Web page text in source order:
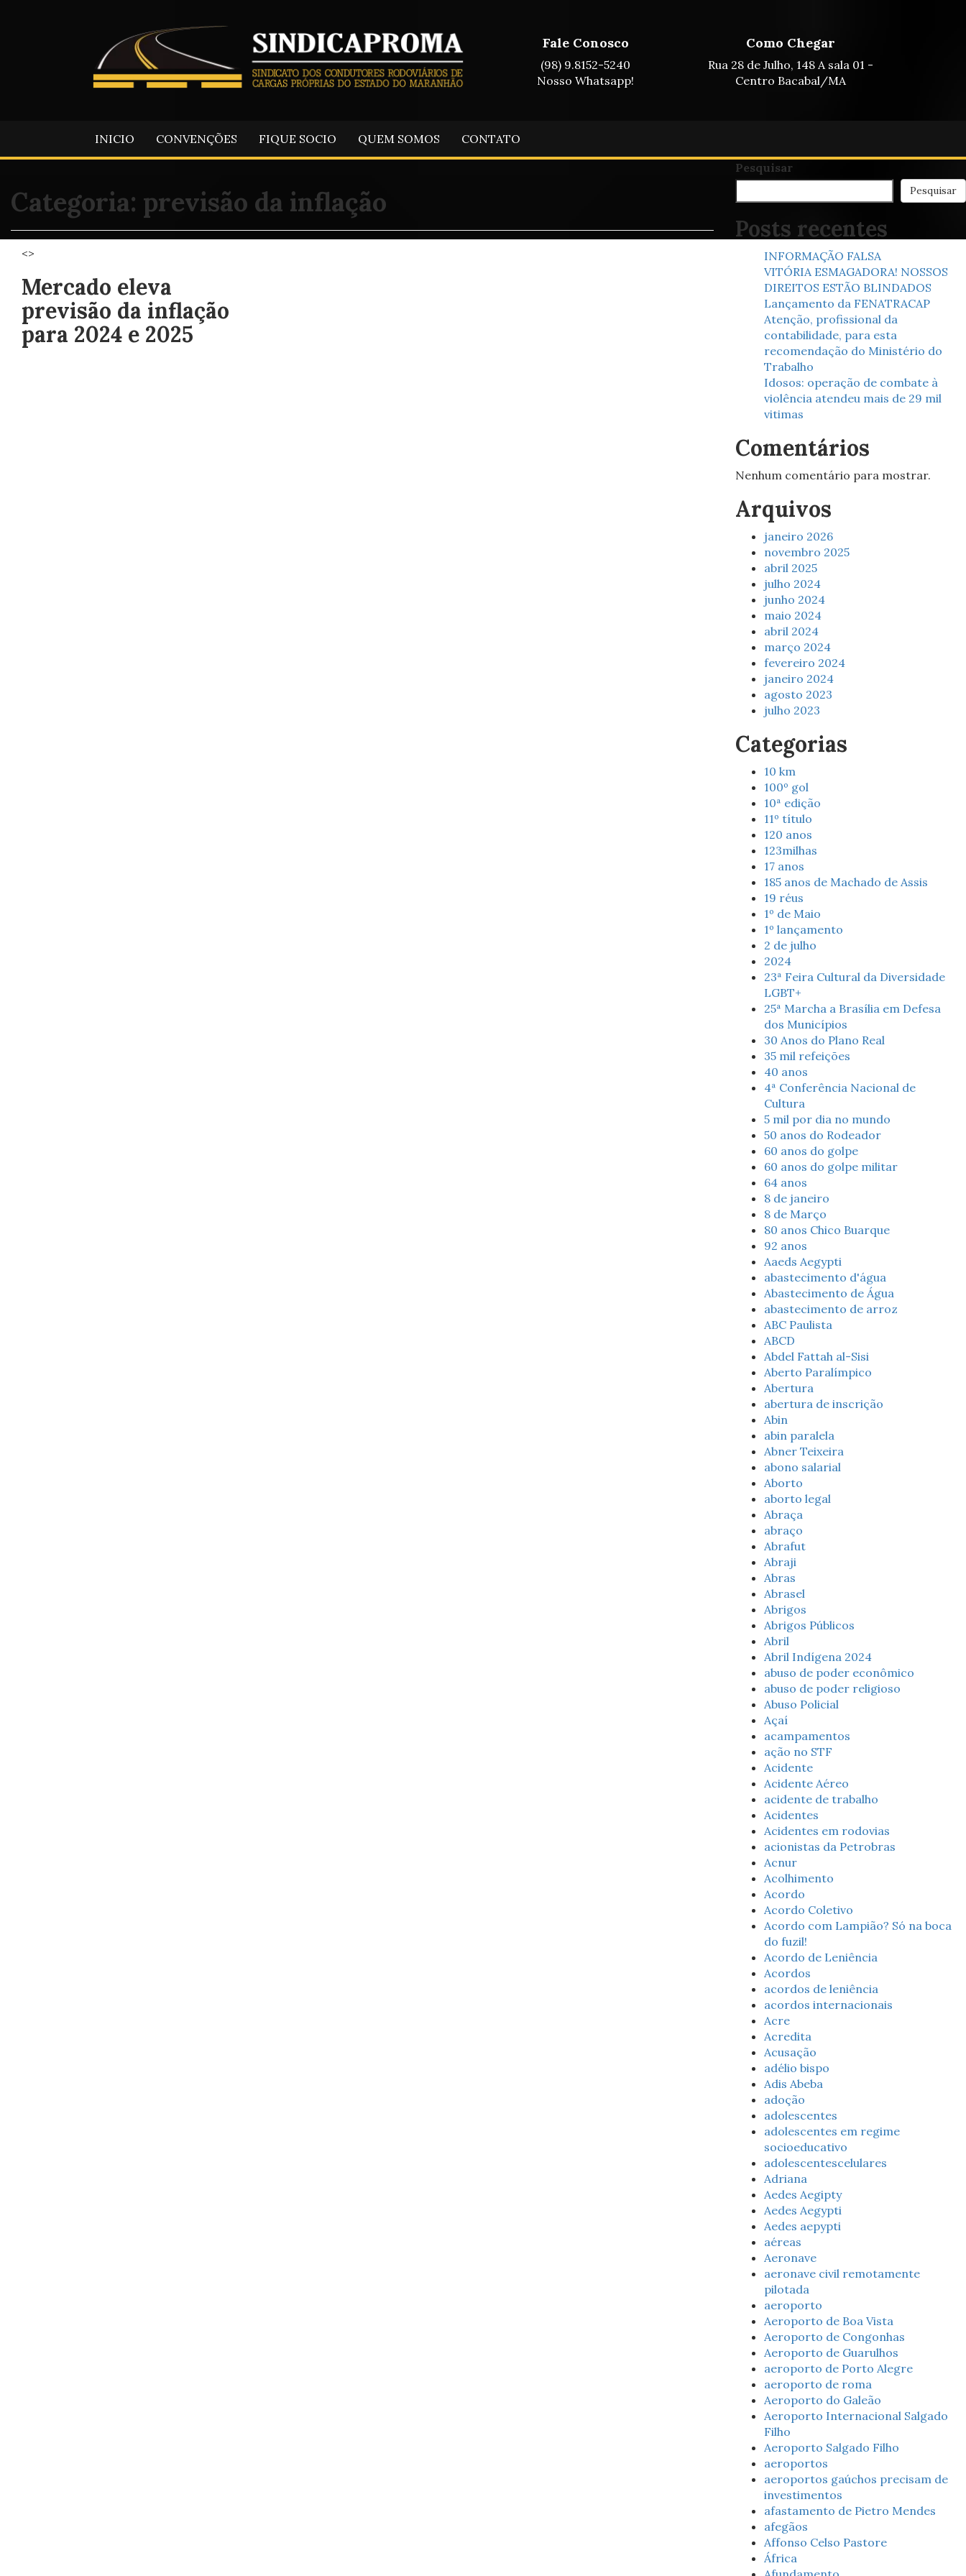
Fale Conosco
(98) 9.8152-5240
Nosso Whatsapp!
Como Chegar
Rua 28 de Julho, 148 A sala 01 -
Centro Bacabal/MA
INICIO CONVENÇÕES FIQUE SOCIO QUEM SOMOS CONTATO
Categoria: previsão da inflação
<>
Mercado eleva
previsão da inflação
para 2024 e 2025
Pesquisar
Pesquisar
Posts recentes
INFORMAÇÃO FALSA
VITÓRIA ESMAGADORA! NOSSOS
DIREITOS ESTÃO BLINDADOS
Lançamento da FENATRACAP
Atenção, profissional da
contabilidade, para esta
recomendação do Ministério do
Trabalho
Idosos: operação de combate à
violência atendeu mais de 29 mil
vitimas
Comentários
Nenhum comentário para mostrar.
Arquivos
janeiro 2026
novembro 2025
abril 2025
julho 2024
junho 2024
maio 2024
abril 2024
março 2024
fevereiro 2024
janeiro 2024
agosto 2023
julho 2023
Categorias
10 km
100º gol
10ª edição
11º título
120 anos
123milhas
17 anos
185 anos de Machado de Assis
19 réus
1º de Maio
1º lançamento
2 de julho
2024
23ª Feira Cultural da Diversidade
LGBT+
25ª Marcha a Brasília em Defesa
dos Municípios
30 Anos do Plano Real
35 mil refeições
40 anos
4ª Conferência Nacional de
Cultura
5 mil por dia no mundo
50 anos do Rodeador
60 anos do golpe
60 anos do golpe militar
64 anos
8 de janeiro
8 de Março
80 anos Chico Buarque
92 anos
Aaeds Aegypti
abastecimento d'água
Abastecimento de Água
abastecimento de arroz
ABC Paulista
ABCD
Abdel Fattah al-Sisi
Aberto Paralímpico
Abertura
abertura de inscrição
Abin
abin paralela
Abner Teixeira
abono salarial
Aborto
aborto legal
Abraça
abraço
Abrafut
Abraji
Abras
Abrasel
Abrigos
Abrigos Públicos
Abril
Abril Indígena 2024
abuso de poder econômico
abuso de poder religioso
Abuso Policial
Açaí
acampamentos
ação no STF
Acidente
Acidente Aéreo
acidente de trabalho
Acidentes
Acidentes em rodovias
acionistas da Petrobras
Acnur
Acolhimento
Acordo
Acordo Coletivo
Acordo com Lampião? Só na boca
do fuzil!
Acordo de Leniência
Acordos
acordos de leniência
acordos internacionais
Acre
Acredita
Acusação
adélio bispo
Adis Abeba
adoção
adolescentes
adolescentes em regime
socioeducativo
adolescentescelulares
Adriana
Aedes Aegipty
Aedes Aegypti
Aedes aepypti
aéreas
Aeronave
aeronave civil remotamente
pilotada
aeroporto
Aeroporto de Boa Vista
Aeroporto de Congonhas
Aeroporto de Guarulhos
aeroporto de Porto Alegre
aeroporto de roma
Aeroporto do Galeão
Aeroporto Internacional Salgado
Filho
Aeroporto Salgado Filho
aeroportos
aeroportos gaúchos precisam de
investimentos
afastamento de Pietro Mendes
afegãos
Affonso Celso Pastore
África